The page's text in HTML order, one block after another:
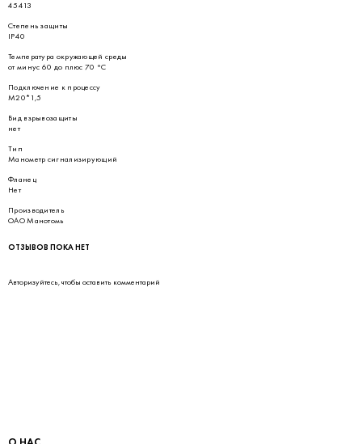
45413
Степень защиты
IP40
Температура окружающей среды
от минус 60 до плюс 70 °С
Подключение к процессу
М20*1,5
Вид взрывозащиты
нет
Тип
Манометр сигнализирующий
Фланец
Нет
Производитель
ОАО Манотомь
ОТЗЫВОВ ПОКА НЕТ
Авторизуйтесь, чтобы оставить комментарий